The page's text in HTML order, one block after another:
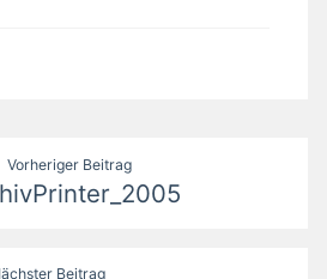
Vorheriger Beitrag
Beitrag